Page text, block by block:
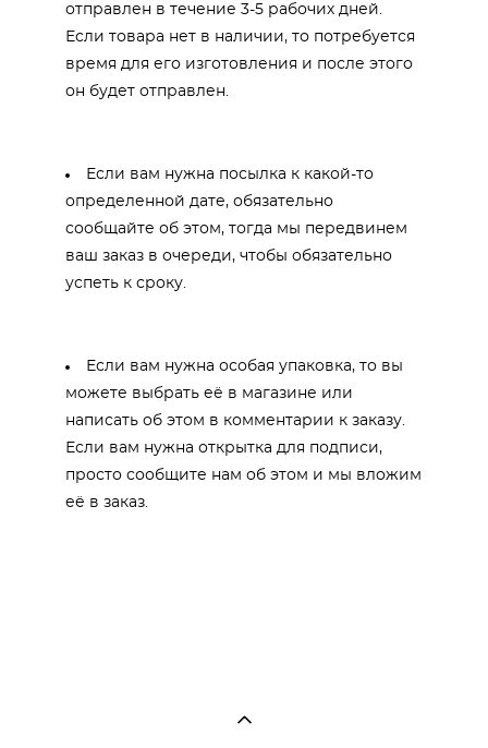
отправлен в течение 3-5 рабочих дней.
Если товара нет в наличии, то потребуется
время для его изготовления и после этого
он будет отправлен.
Если вам нужна посылка к какой-то
определенной дате, обязательно
сообщайте об этом, тогда мы передвинем
ваш заказ в очереди, чтобы обязательно
успеть к сроку.
Если вам нужна особая упаковка, то вы
можете выбрать её в магазине или
написать об этом в комментарии к заказу.
Если вам нужна открытка для подписи,
просто сообщите нам об этом и мы вложим
её в заказ.